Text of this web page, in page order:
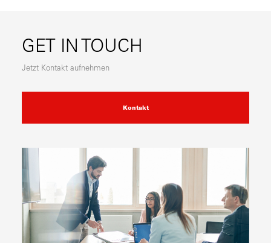
GET IN TOUCH
Jetzt Kontakt aufnehmen
Kontakt